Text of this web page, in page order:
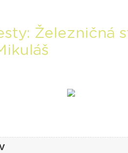
Železničná